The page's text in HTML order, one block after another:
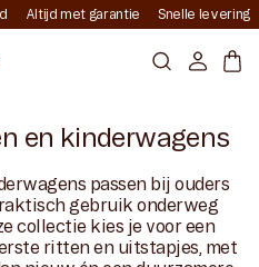
Altijd met garantie Snelle levering
AccountMand
en kinderwagens
passen bij ouders
gebruik onderweg
collectie kies je voor een
ritten en uitstapjes, met